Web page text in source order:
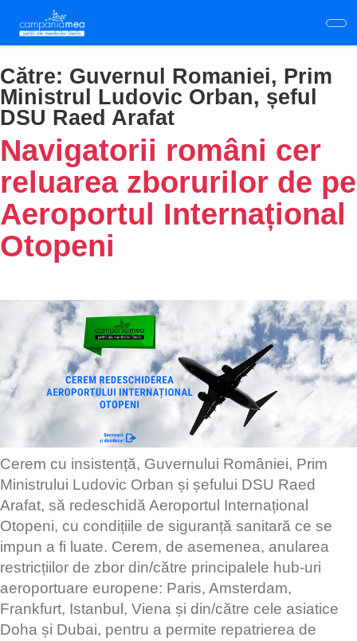
main
content
Către: Guvernul Romaniei, Prim
Ministrul Ludovic Orban, șeful
DSU Raed Arafat
Navigatorii români cer
reluarea zborurilor de pe
Aeroportul Internațional
Otopeni
Cerem cu insistență, Guvernului României, Prim
Ministrului Ludovic Orban și șefului DSU Raed
Arafat, să redeschidă Aeroportul Internațional
Otopeni, cu condițiile de siguranță sanitară ce se
impun a fi luate. Cerem, de asemenea, anularea
restricțiilor de zbor din/către principalele hub-uri
aeroportuare europene: Paris, Amsterdam,
Frankfurt, Istanbul, Viena și din/către cele asiatice
Doha și Dubai, pentru a permite repatrierea de